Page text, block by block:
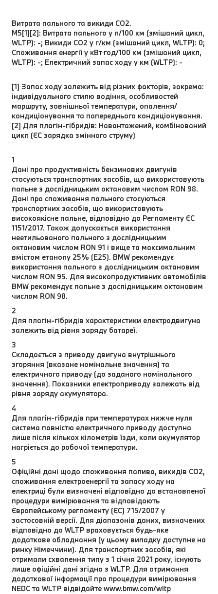
Витрата пального та викиди CO2.
M5[1][2]: Витрата пального у л/100 км (змішаний цикл,
WLTP): -; Викиди CO2 у г/км (змішаний цикл, WLTP): 0;
Споживання енергії у кВт⋅год/100 км (змішаний цикл,
WLTP): -; Електричний запас ходу у км (WLTP): -
[1] Запас ходу залежить від різних факторів, зокрема:
індивідуального стилю водіння, особливостей
маршруту, зовнішньої температури, опалення/
кондиціонування та попереднього кондиціонування.
[2] Для плагін-гібридів: Навантажений, комбінований
цикл (ЄC зарядка змінного струму)
1
Дані про продуктивність бензинових двигунів
стосуються транспортних засобів, що використовують
пальне з дослідницьким октановим числом RON 98.
Дані про споживання пального стосуються
транспортних засобів, що використовують
високоякісне пальне, відповідно до Регламенту ЄС
1151/2017. Також допускається використання
неетильованого пального з дослідницьким
октановим числом RON 91 і вище та максимальним
вмістом етанолу 25% (E25). BMW рекомендує
використання пального з дослідницьким октановим
числом RON 95. Для високопродуктивних автомобілів
BMW рекомендує пальне з дослідницьким октановим
числом RON 98.
2
Для плагін-гібридів характеристики електродвигуна
залежить від рівня заряду батареї.
3
Складається з приводу двигуна внутрішнього
згоряння (вказане номінальне значення) та
електричного приводу (до заданого номінального
значення). Показники електроприводу залежать від
рівня заряду акумулятора.
4
Для плагін-гібридів при температурах нижче нуля
система повністю електричного приводу доступна
лише після кількох кілометрів їзди, коли акумулятор
нагріється до робочої температури.
5
Офіційні дані щодо споживання палива, викидів CO2,
споживання електроенергії та запасу ходу на
електриці були визначені відповідно до встановленої
процедури вимірювання та відповідають
Європейському регламенту (ЄС) 715/2007 у
застосовній версії. Для діапазонів даних, визначених
відповідно до WLTP враховується будь-яке
додаткове обладнання (у цьому випадку доступне на
ринку Німеччини). Для транспортних засобів, які
отримали схвалення типу з 1 січня 2021 року, існують
лише офіційні дані згідно з WLTP. Для отримання
додаткової інформації про процедури вимірювання
NEDC та WLTP відвідайте www.bmw.com/wltp